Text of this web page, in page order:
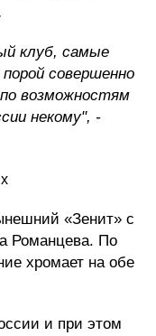
клуб, самые
совершенно
возможностям
некому", -
«Зенит» с
Романцева. По
хромает на обе
и при этом